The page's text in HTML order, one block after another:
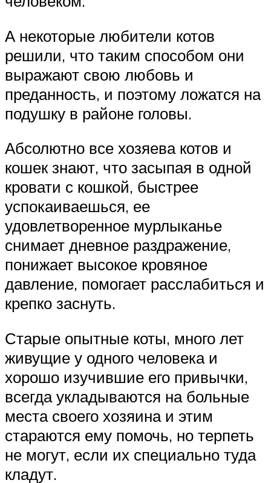
А некоторые любители котов
решили, что таким способом они
выражают свою любовь и
преданность, и поэтому ложатся на
подушку в районе головы.
Абсолютно все хозяева котов и
кошек знают, что засыпая в одной
кровати с кошкой, быстрее
успокаиваешься, ее
удовлетворенное мурлыканье
снимает дневное раздражение,
понижает высокое кровяное
давление, помогает расслабиться и
крепко заснуть.
Старые опытные коты, много лет
живущие у одного человека и
хорошо изучившие его привычки,
всегда укладываются на больные
места своего хозяина и этим
стараются ему помочь, но терпеть
не могут, если их специально туда
кладут.